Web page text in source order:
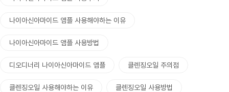
나이아신아마이드 앰플 사용해야하는 이유
나이아신아마이드 앰플 사용방법
디오디너리 나이아신아마이드 앰플 클렌징오일 주의점
클렌징오일 사용해야하는 이유 클렌징오일 사용방법